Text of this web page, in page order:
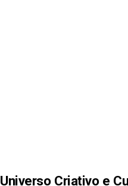
Universo Criativo e